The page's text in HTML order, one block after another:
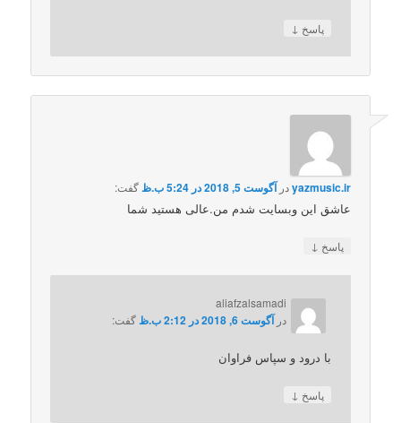
پاسخ ↓
yazmusic.irدرآگوست 5, 2018 در 5:24 ب.ظ گفت:
عاشق این وبسایت شدم من.عالی هستید شما
پاسخ ↓
aliafzalsamadi
درآگوست 6, 2018 در 2:12 ب.ظ گفت:
با درود و سپاس فراوان
پاسخ ↓